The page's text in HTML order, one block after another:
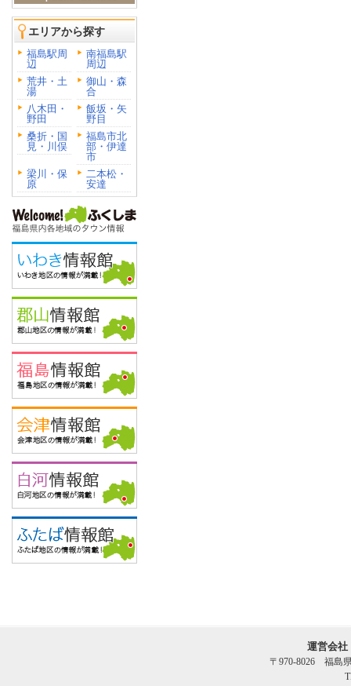
エリアから探す
福島駅周
辺
南福島駅
周辺
荒井・土
湯
御山・森
合
八木田・
野田
飯坂・矢
野目
桑折・国
見・川俣
福島市北
部・伊達
市
梁川・保
原
二本松・
安達
運営会
〒970-8026 福島